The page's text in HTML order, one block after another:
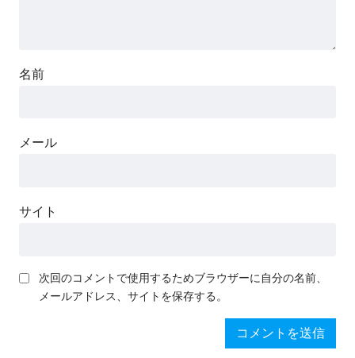
名前
メール
サイト
次回のコメントで使用するためブラウザーに自分の名前、
メールアドレス、サイトを保存する。